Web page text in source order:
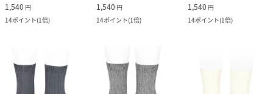
1,540 円
14ポイント(1倍)
1,540 円
14ポイント(1倍)
1,540 円
14ポイント(1倍)